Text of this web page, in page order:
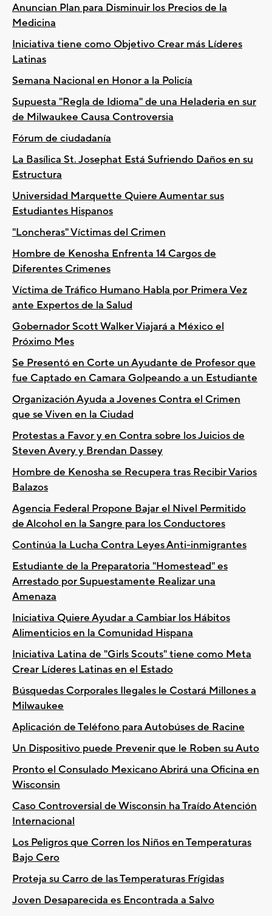
Anuncian Plan para Disminuir los Precios de la
Medicina
Iniciativa tiene como Objetivo Crear más Líderes
Latinas
Semana Nacional en Honor a la Policía
Supuesta "Regla de Idioma" de una Heladeria en sur
de Milwaukee Causa Controversia
Fórum de ciudadanía
La Basílica St. Josephat Está Sufriendo Daños en su
Estructura
Universidad Marquette Quiere Aumentar sus
Estudiantes Hispanos
"Loncheras" Víctimas del Crimen
Hombre de Kenosha Enfrenta 14 Cargos de
Diferentes Crimenes
Víctima de Tráfico Humano Habla por Primera Vez
ante Expertos de la Salud
Gobernador Scott Walker Viajará a México el
Próximo Mes
Se Presentó en Corte un Ayudante de Profesor que
fue Captado en Camara Golpeando a un Estudiante
Organización Ayuda a Jovenes Contra el Crimen
que se Viven en la Ciudad
Protestas a Favor y en Contra sobre los Juicios de
Steven Avery y Brendan Dassey
Hombre de Kenosha se Recupera tras Recibir Varios
Balazos
Agencia Federal Propone Bajar el Nivel Permitido
de Alcohol en la Sangre para los Conductores
Continúa la Lucha Contra Leyes Anti-inmigrantes
Estudiante de la Preparatoria "Homestead" es
Arrestado por Supuestamente Realizar una
Amenaza
Iniciativa Quiere Ayudar a Cambiar los Hábitos
Alimenticios en la Comunidad Hispana
Iniciativa Latina de "Girls Scouts" tiene como Meta
Crear Líderes Latinas en el Estado
Búsquedas Corporales Ilegales le Costará Millones a
Milwaukee
Aplicación de Teléfono para Autobúses de Racine
Un Dispositivo puede Prevenir que le Roben su Auto
Pronto el Consulado Mexicano Abrirá una Oficina en
Wisconsin
Caso Controversial de Wisconsin ha Traído Atención
Internacional
Los Peligros que Corren los Niños en Temperaturas
Bajo Cero
Proteja su Carro de las Temperaturas Frígidas
Joven Desaparecida es Encontrada a Salvo